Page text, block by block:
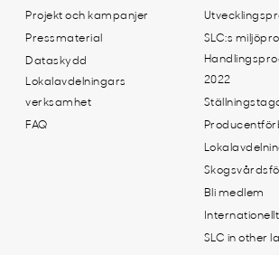
Projekt och kampanjer
Pressmaterial
Dataskydd
Lokalavdelningars
verksamhet
FAQ
SLC:s
2022
Bli medlem
SLC in other